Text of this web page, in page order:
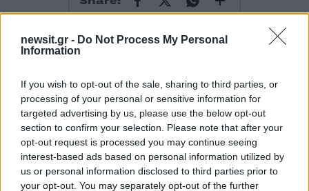
newsit.gr - Do Not Process My Personal
Information
If you wish to opt-out of the sale, sharing to third parties, or
processing of your personal or sensitive information for
targeted advertising by us, please use the below opt-out
section to confirm your selection. Please note that after your
opt-out request is processed you may continue seeing
interest-based ads based on personal information utilized by
us or personal information disclosed to third parties prior to
your opt-out. You may separately opt-out of the further
Ακολουθήστε το Νewsit.gr στοGoogle News
ενημερωθείτε πρώτοι για όλη την ειδησεογραφία και τα
Πιο δημοφιλή
1 Κωνσταντίνος Αργυρός και Αλεξάνδρα